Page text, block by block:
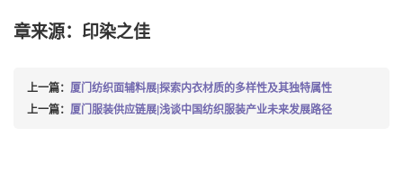
章来源：印染之佳
上一篇： 厦门纺织面辅料展|探索内衣材质的多样性及其独特属性
上一篇： 厦门服装供应链展|浅谈中国纺织服装产业未来发展路径